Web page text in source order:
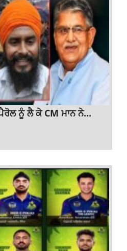
ਨੂੰ ਲੈ ਕੇ CM ਮਾਨ ਨੇ...